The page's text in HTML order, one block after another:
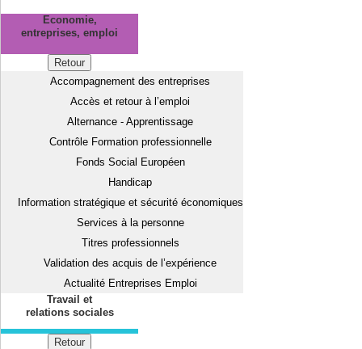
Economie,
entreprises, emploi
Retour
Accompagnement des entreprises
Accès et retour à l’emploi
Alternance - Apprentissage
Contrôle Formation professionnelle
Fonds Social Européen
Handicap
Information stratégique et sécurité économiques
Services à la personne
Titres professionnels
Validation des acquis de l’expérience
Actualité Entreprises Emploi
Travail et
relations sociales
Retour